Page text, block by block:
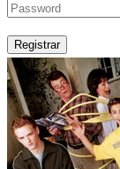
Registrar